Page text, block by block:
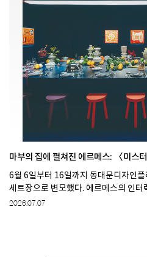
마부의 집에 펼쳐진 에르메스: 〈미스터
6월 6일부터 16일까지 동대문디자인
세트장으로 변모했다. 에르메스의 인터
2026.07.07